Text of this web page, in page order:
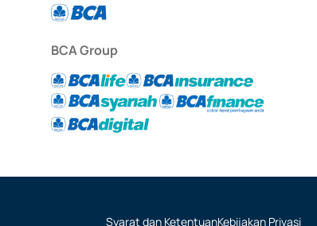
BCA Group
Syarat dan KetentuanKebijakan Privasi